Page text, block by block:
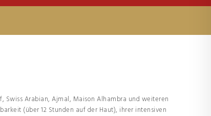
Swiss Arabian, Ajmal, Maison Alhambra und weiteren
(über 12 Stunden auf der Haut), ihrer intensiven